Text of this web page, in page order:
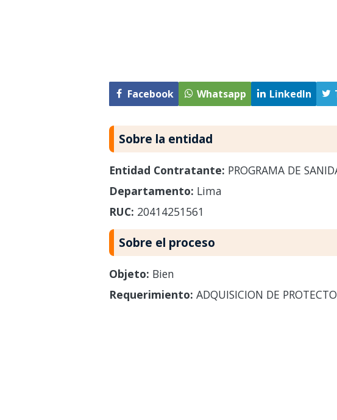
Facebook Whatsapp LinkedIn
Sobre la entidad
Entidad Contratante: PROGRAMA DE
Departamento: Lima
RUC: 20414251561
Sobre el proceso
Objeto: Bien
Requerimiento: ADQUISICION DE